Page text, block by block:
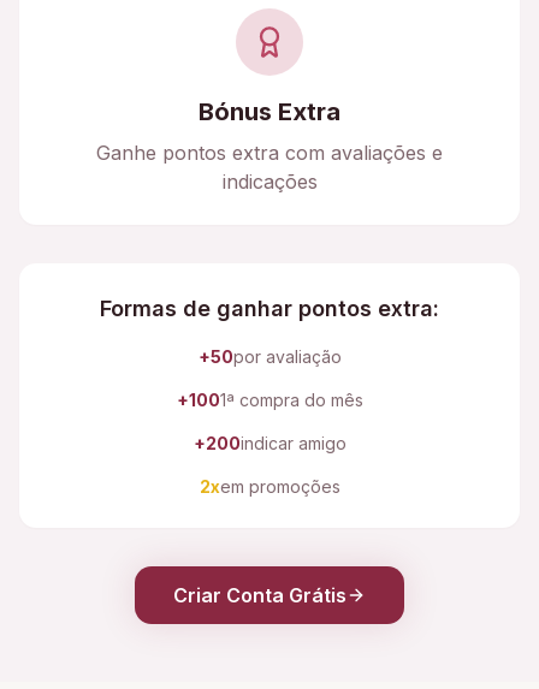
Bónus Extra
Ganhe pontos extra com avaliações e
indicações
Formas de ganhar pontos extra:
+50por avaliação
+1001ª compra do mês
+200indicar amigo
2xem promoções
Criar Conta Grátis